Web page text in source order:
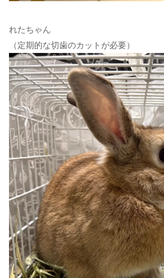
れたちゃん
（定期的な切歯のカットが必要）